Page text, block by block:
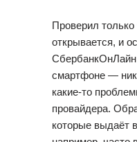
Проверил только
открывается, и
СбербанкОнЛайн
смартфоне —
какие-то
провайдера.
которые выдаёт